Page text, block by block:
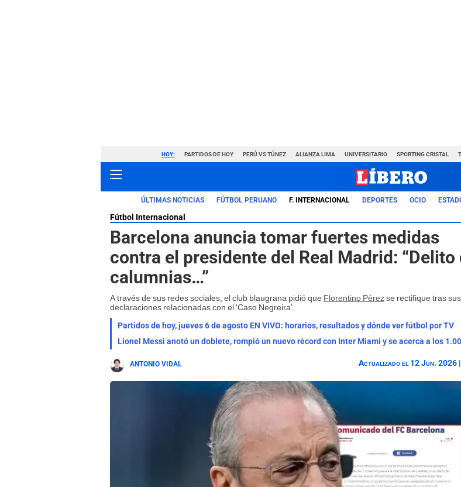
HOY: PARTIDOS DE HOY PERÚ VS TÚNEZ ALIANZA LIMA UNIVERSITARIO SPORTING CRISTAL
ÚLTIMAS NOTICIAS FÚTBOL PERUANO F. INTERNACIONAL DEPORTES OCIO
Fútbol Internacional
Barcelona anuncia tomar fuertes medidas
contra el presidente del Real Madrid: “Delito
calumnias…”
A través de sus redes sociales, el club blaugrana pidió que Florentino Pérezse rectifique tras sus
declaraciones relacionadas con el 'Caso Negreira'.
Partidos de hoy, jueves 6 de agosto EN VIVO: horarios, resultados y dónde ver fútbol por TV
ANTONIO VIDAL Actualizado el 12 Jun. 2026